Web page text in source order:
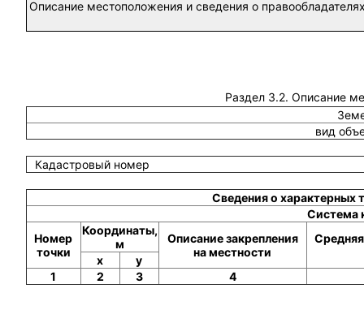
Описание местоположения и сведения о
Раздел 3.2. Описание
вид
Кадастровый номер
Сведения о характерных
Система
Номер
точки
Координаты,
м
Описание закрепления
на местности
x
y
1
2 3 4